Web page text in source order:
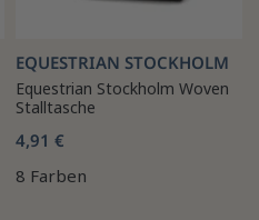
EQUESTRIAN STOCKHOLM
Equestrian Stockholm Woven
Stalltasche
4,91 €
8 Farben